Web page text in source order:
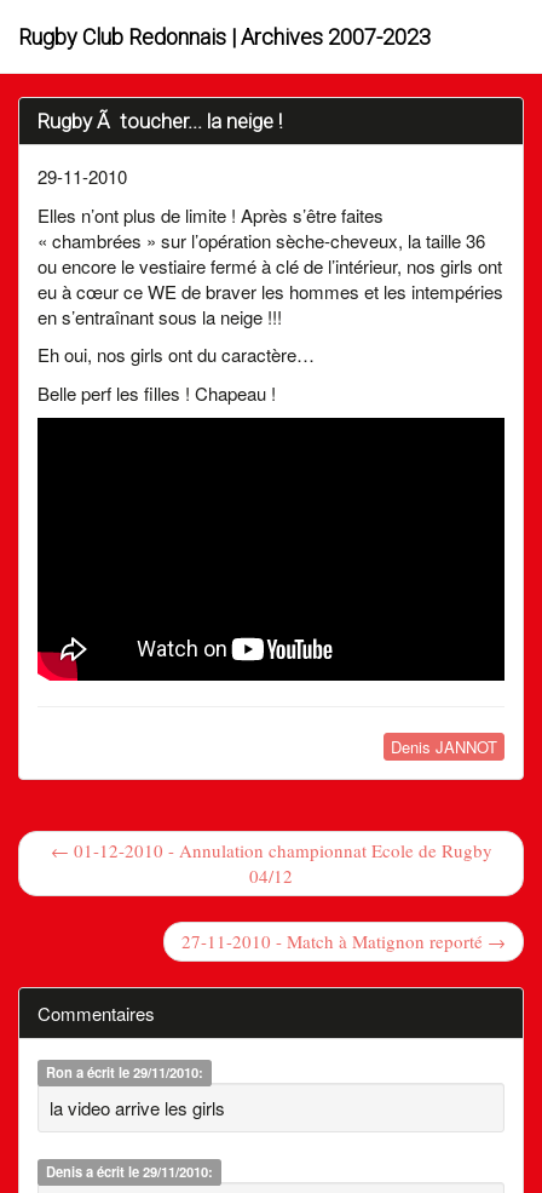
Rugby Club Redonnais | Archives 2007-2023
Rugby Ã toucher... la neige !
29-11-2010
Elles n’ont plus de limite ! Après s’être faites
« chambrées » sur l’opération sèche-cheveux, la taille 36
ou encore le vestiaire fermé à clé de l’intérieur, nos girls ont
eu à cœur ce WE de braver les hommes et les intempéries
en s’entraînant sous la neige !!!
Eh oui, nos girls ont du caractère…
Belle perf les filles ! Chapeau !
Denis JANNOT
← 01-12-2010 - Annulation championnat Ecole de Rugby
04/12
27-11-2010 - Match à Matignon reporté →
Commentaires
Ron a écrit le 29/11/2010:
la video arrive les girls
Denisa écrit le 29/11/2010: